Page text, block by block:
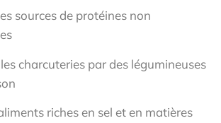
sources de protéines non
charcuteries par des légumineuses
riches en sel et en matières